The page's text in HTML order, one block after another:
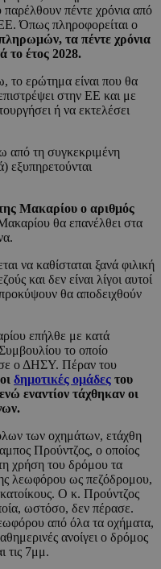
πέντε χρόνια από
Όπως πληροφορείται ο
τα πέντε χρόνια
το έτος 2028.
το ερώτημα είναι που θα
στην ΕΕ και με
ή να εκτελέσει
από τη συγκεκριμένη
εξυπηρετούνται
Μακαρίου ο αριθμός
θα επανέλθει στα
να καθίσταται ξανά φιλική
και δεν είναι λίγοι αυτοί
θα αποδειχθούν
επήλθε με κατά
το οποίο
ο ΔΗΣΥ. Πέραν του
οι δημοτικές ομάδες του
εναντίον τάχθηκαν οι
των οχημάτων, ετάχθη
Προύντζος, ο οποίος
χρήση του δρόμου τα
λεωφόρου ως πεζόδρομου,
Ο κ. Προύντζος
ωστόσο, δεν πέρασε.
από όλα τα οχήματα,
ανοίγει ο δρόμος
τις 7μμ.